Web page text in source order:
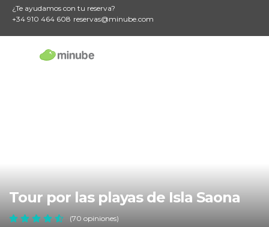
¿Te ayudamos con tu reserva?
+34 910 464 608 reservas@minube.com
Tour por las playas de Isla Saona
(70 opiniones)